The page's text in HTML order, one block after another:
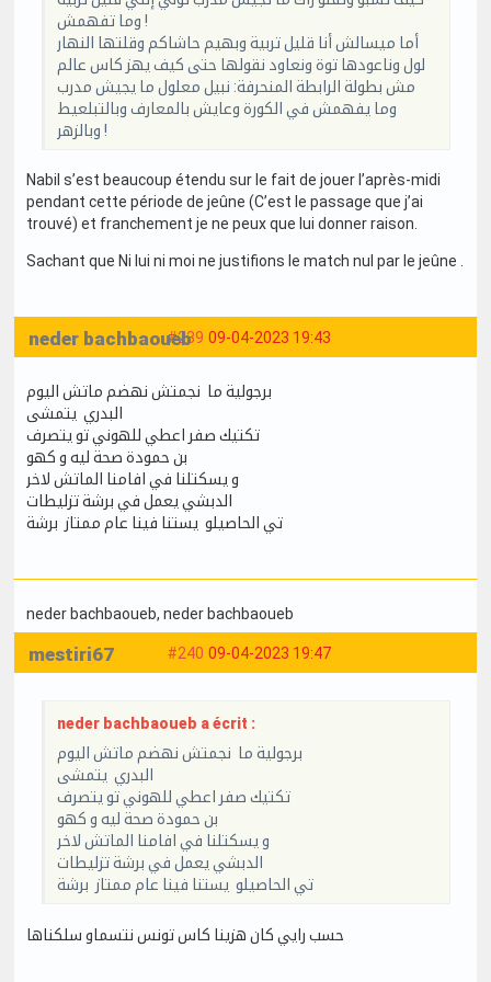
وما تفهمش !
أما ميسالش أنا قليل تربية وبهيم حاشاكم وقلتها النهار
لول وناعودها توة ونعاود نقولها حتى كيف يهز كاس عالم
مش بطولة الرابطة المنحرفة: نبيل معلول ما يجيش مدرب
وما يفهمش في الكورة وعايش بالمعارف وبالتبلعيط
وبالزهر !
Nabil s’est beaucoup étendu sur le fait de jouer l’après-midi
pendant cette période de jeûne (C’est le passage que j’ai
trouvé) et franchement je ne peux que lui donner raison.
Sachant que Ni lui ni moi ne justifions le match nul par le jeûne .
#239 09-04-2023 19:43
neder bachbaoueb
برجولية ما نجمتش نهضم ماتش اليوم
البدري يتمشى
تكتيك صفر اعطي للهوني تو يتصرف
بن حمودة صحة ليه و كهو
و يسكتلنا في افامنا الماتش لاخر
الدبشي يعمل في برشة تزليطات
تي الحاصيلو يستنا فينا عام ممتاز برشة
neder bachbaoueb, neder bachbaoueb
#240 09-04-2023 19:47
mestiri67
neder bachbaoueb a écrit :
برجولية ما نجمتش نهضم ماتش اليوم
البدري يتمشى
تكتيك صفر اعطي للهوني تو يتصرف
بن حمودة صحة ليه و كهو
و يسكتلنا في افامنا الماتش لاخر
الدبشي يعمل في برشة تزليطات
تي الحاصيلو يستنا فينا عام ممتاز برشة
حسب رايي كان هزينا كاس تونس نتسماو سلكناها